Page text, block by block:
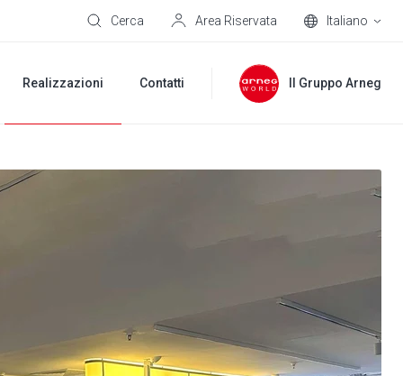
Cerca Area Riservata Italiano
Realizzazioni Contatti Il Gruppo Arneg